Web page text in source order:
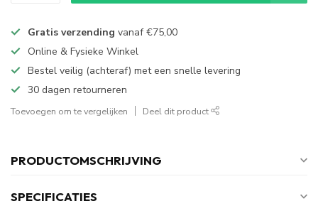
Gratis verzending vanaf€75,00
Online & Fysieke Winkel
Bestel veilig (achteraf) met een snelle levering
30 dagen retourneren
Toevoegen om te vergelijken Deel dit product
PRODUCTOMSCHRIJVING
SPECIFICATIES